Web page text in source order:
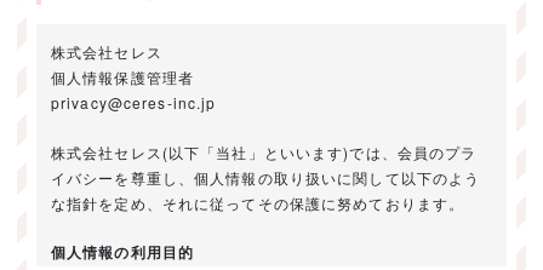
株式会社セレス
個人情報保護管理者
privacy@ceres-inc.jp
株式会社セレス(以下「当社」といいます)では、会員のプラ
イバシーを尊重し、個人情報の取り扱いに関して以下のよう
な指針を定め、それに従ってその保護に努めております。
個人情報の利用目的